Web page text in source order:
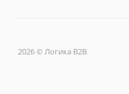
2026 © Логика B2B